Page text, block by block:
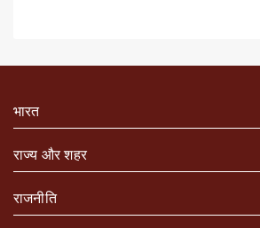
भारत
राज्य और शहर
राजनीति